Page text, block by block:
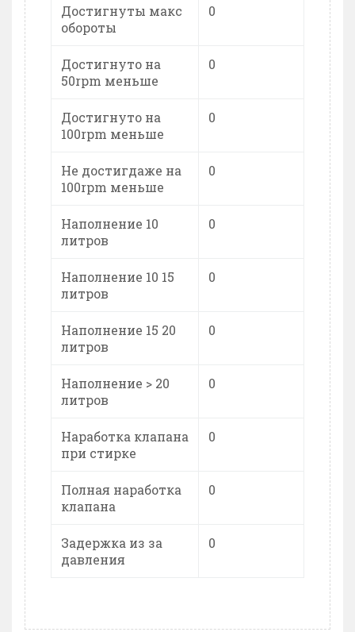
Достигнуты макс
обороты
0
Достигнуто на
50rpm меньше
0
Достигнуто на
100rpm меньше
0
Не достигдаже на
100rpm меньше
0
Наполнение 10
литров
0
Наполнение 10 15
литров
0
Наполнение 15 20
литров
0
Наполнение > 20
литров
0
Наработка клапана
при стирке
0
Полная наработка
клапана
0
Задержка из за
давления
0